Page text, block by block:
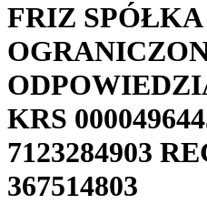
FRIZ SPÓŁKA
KRS
7123284903
367514803